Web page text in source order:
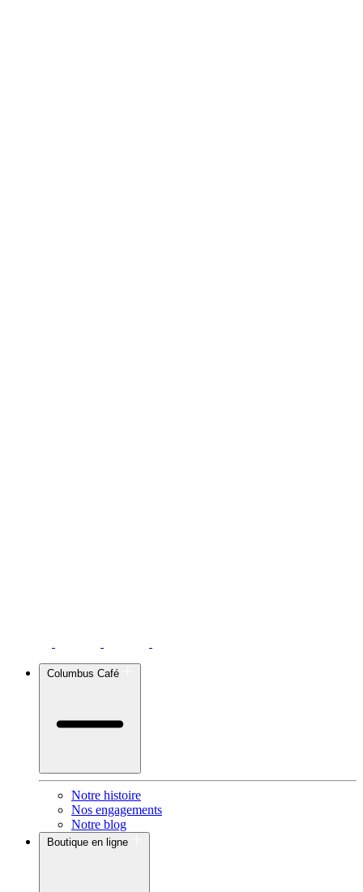
Columbus Café
Notre histoire
Nos engagements
Notre blog
Boutique en ligne